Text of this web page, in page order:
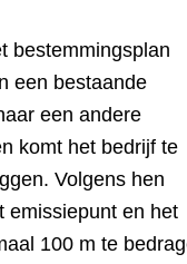
bestemmingsplan
een bestaande
een andere
komt het bedrijf te
Volgens hen
emissiepunt en het
100 m te